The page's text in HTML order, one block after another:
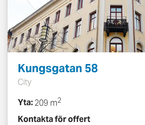
Kungsgatan 58
City
Yta:209 m2
Kontakta för offert